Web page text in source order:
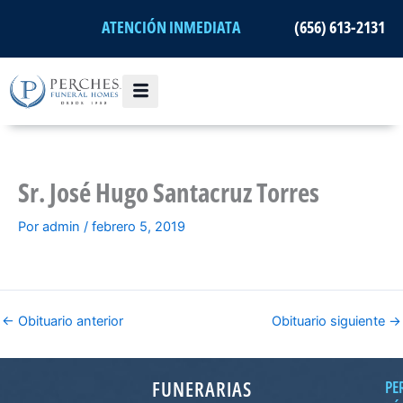
ATENCIÓN INMEDIATA (656) 613-2131
Sr. José Hugo Santacruz Torres
Por admin / febrero 5, 2019
← Obituario anterior Obituario siguiente →
FUNERARIAS